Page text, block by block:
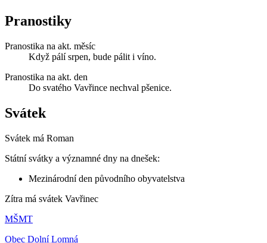
Pranostiky
Pranostika na akt. měsíc
Když pálí srpen, bude pálit i víno.
Pranostika na akt. den
Do svatého Vavřince nechval pšenice.
Svátek
Svátek má Roman
Státní svátky a významné dny na dnešek:
Mezinárodní den původního obyvatelstva
Zítra má svátek Vavřinec
MŠMT
Obec Dolní Lomná